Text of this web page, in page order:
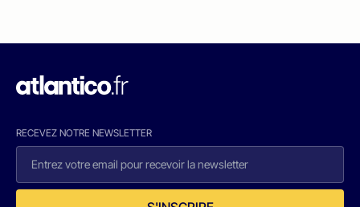
RECEVEZ NOTRE NEWSLETTER